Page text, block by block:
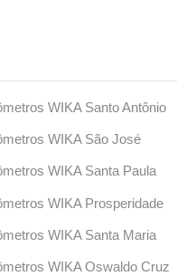
WIKA Santo Antônio
WIKA São José
WIKA Santa Paula
WIKA Prosperidade
WIKA Santa Maria
WIKA Oswaldo Cruz